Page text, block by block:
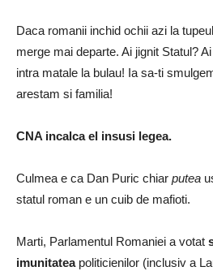
Daca romanii inchid ochii azi la
merge mai departe. Ai jignit Statul?
intra matale la bulau! Ia sa-ti
arestam si familia!
CNA incalca el insusi legea.
Culmea e ca Dan Puric chiar putea
statul roman e un cuib de mafioti.
Marti, Parlamentul Romaniei a votat
imunitateapoliticienilor (inclusiv a